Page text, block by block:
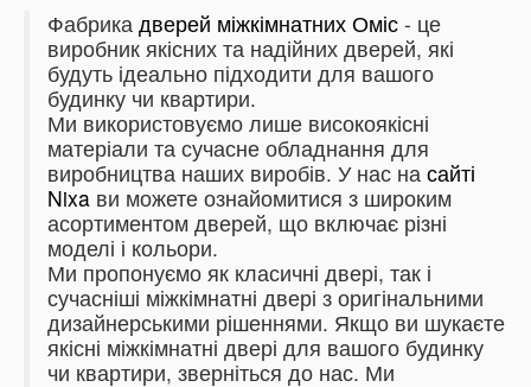
Фабрика дверей міжкімнатних Оміс - це
виробник якісних та надійних дверей, які
будуть ідеально підходити для вашого
будинку чи квартири.
Ми використовуємо лише високоякісні
матеріали та сучасне обладнання для
виробництва наших виробів. У нас на сайті
Nixa ви можете ознайомитися з широким
асортиментом дверей, що включає різні
моделі і кольори.
Ми пропонуємо як класичні двері, так і
сучасніші міжкімнатні двері з оригінальними
дизайнерськими рішеннями. Якщо ви шукаєте
якісні міжкімнатні двері для вашого будинку
чи квартири, зверніться до нас. Ми